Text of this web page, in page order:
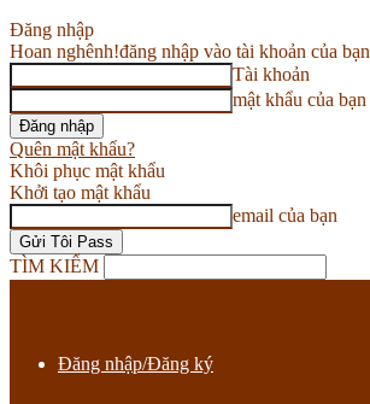
Đăng nhập
Hoan nghênh!đăng nhập vào tài khoản của bạn
Tài khoản
mật khẩu của bạn
Quên mật khẩu?
Khôi phục mật khẩu
Khởi tạo mật khẩu
email của bạn
TÌM KIẾM
Đăng nhập/Đăng ký